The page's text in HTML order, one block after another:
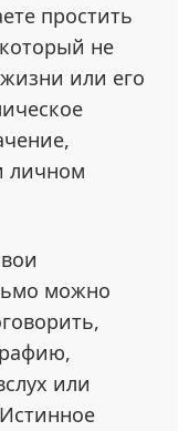
простить
не
или его
личном
можно
или